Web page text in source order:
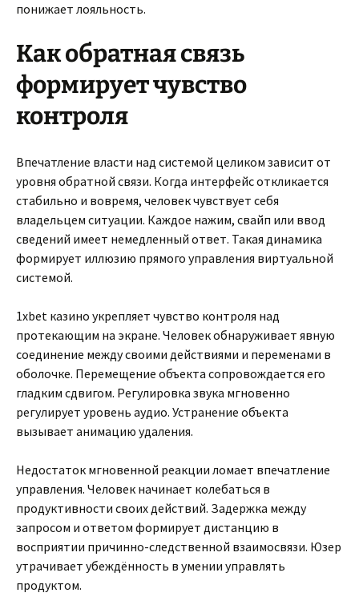
понижает лояльность.
Как обратная связь
формирует чувство
контроля
Впечатление власти над системой целиком зависит от
уровня обратной связи. Когда интерфейс откликается
стабильно и вовремя, человек чувствует себя
владельцем ситуации. Каждое нажим, свайп или ввод
сведений имеет немедленный ответ. Такая динамика
формирует иллюзию прямого управления виртуальной
системой.
1xbet казино укрепляет чувство контроля над
протекающим на экране. Человек обнаруживает явную
соединение между своими действиями и переменами в
оболочке. Перемещение объекта сопровождается его
гладким сдвигом. Регулировка звука мгновенно
регулирует уровень аудио. Устранение объекта
вызывает анимацию удаления.
Недостаток мгновенной реакции ломает впечатление
управления. Человек начинает колебаться в
продуктивности своих действий. Задержка между
запросом и ответом формирует дистанцию в
восприятии причинно-следственной взаимосвязи. Юзер
утрачивает убеждённость в умении управлять
продуктом.